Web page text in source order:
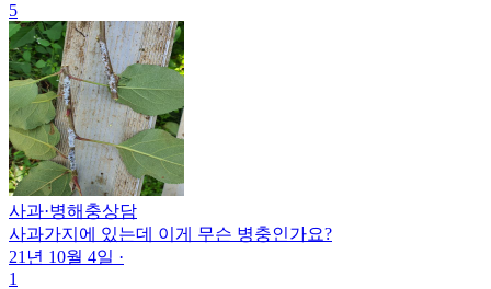
5
사과·병해충상담
사과가지에 있는데 이게 무슨 병충인가요?
21년 10월 4일 ·
1